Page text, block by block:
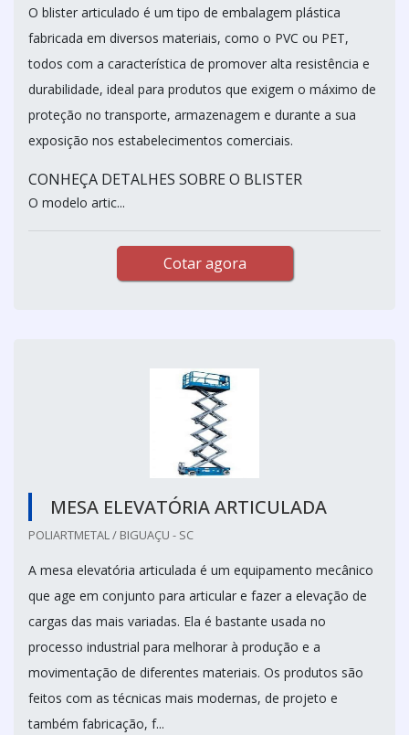
O blister articulado é um tipo de embalagem plástica
fabricada em diversos materiais, como o PVC ou PET,
todos com a característica de promover alta resistência e
durabilidade, ideal para produtos que exigem o máximo de
proteção no transporte, armazenagem e durante a sua
exposição nos estabelecimentos comerciais.
CONHEÇA DETALHES SOBRE O BLISTER
O modelo artic...
Cotar agora
MESA ELEVATÓRIA ARTICULADA
POLIARTMETAL / BIGUAÇU - SC
A mesa elevatória articulada é um equipamento mecânico
que age em conjunto para articular e fazer a elevação de
cargas das mais variadas. Ela é bastante usada no
processo industrial para melhorar à produção e a
movimentação de diferentes materiais. Os produtos são
feitos com as técnicas mais modernas, de projeto e
também fabricação, f...